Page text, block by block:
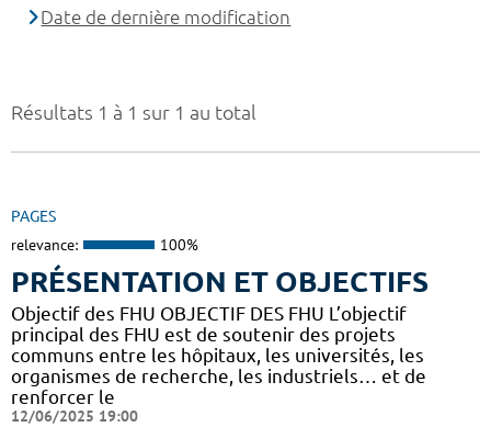
Résultats 1 à 1 sur 1 au total
PAGES
relevance: 100%
PRÉSENTATION ET OBJECTIFS
Objectif des FHU OBJECTIF DES FHU L’objectif
principal des FHU est de soutenir des projets
communs entre les hôpitaux, les universités, les
organismes de recherche, les industriels… et de
renforcer le
12/06/2025 19:00
Date de dernière modification